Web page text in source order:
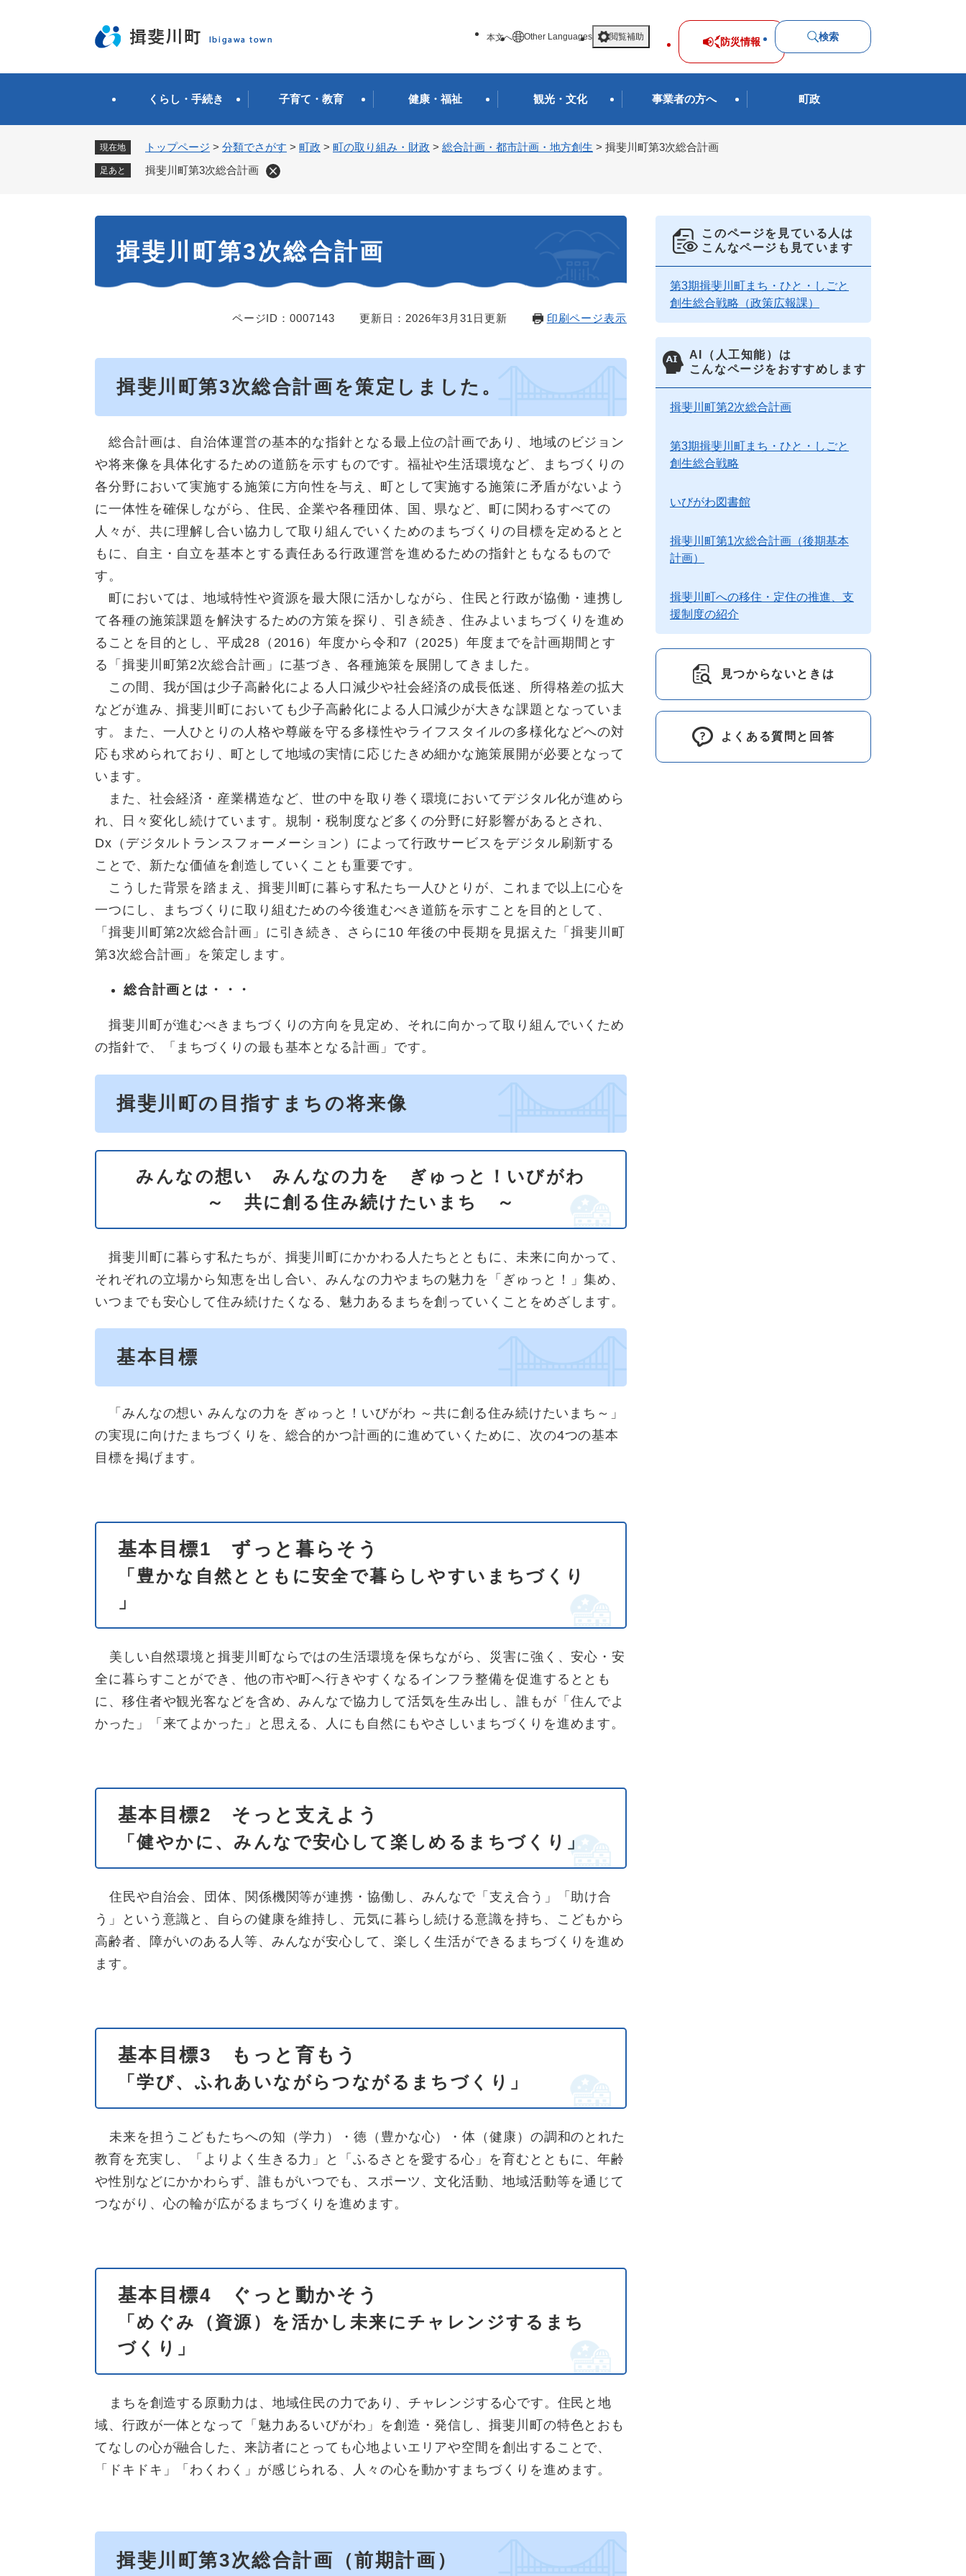
先
す
本文へ Other Languages 閲覧補助 防災情報 検索
くらし・手続き 子育て・教育 健康・福祉 観光・文化 事業者の方へ 町政
現在地 トップページ > 分類でさがす > 町政 > 町の取り組み・財政 > 総合計画・都市計画・地方創生 > 揖斐川町第3次総合計画
足あと 揖斐川町第3次総合計画
揖斐川町第3次総合計画
ページID：0007143 更新日：2026年3月31日更新 印刷ページ表示
揖斐川町第3次総合計画を策定しました。
総合計画は、自治体運営の基本的な指針となる最上位の計画であり、地域のビジョン
や将来像を具体化するための道筋を示すものです。福祉や生活環境など、まちづくりの
各分野において実施する施策に方向性を与え、町として実施する施策に矛盾がないよう
に一体性を確保しながら、住民、企業や各種団体、国、県など、町に関わるすべての
人々が、共に理解し合い協力して取り組んでいくためのまちづくりの目標を定めるとと
もに、自主・自立を基本とする責任ある行政運営を進めるための指針ともなるもので
す。
町においては、地域特性や資源を最大限に活かしながら、住民と行政が協働・連携し
て各種の施策課題を解決するための方策を探り、引き続き、住みよいまちづくりを進め
ることを目的とし、平成28（2016）年度から令和7（2025）年度までを計画期間とす
る「揖斐川町第2次総合計画」に基づき、各種施策を展開してきました。
この間、我が国は少子高齢化による人口減少や社会経済の成長低迷、所得格差の拡大
などが進み、揖斐川町においても少子高齢化による人口減少が大きな課題となっていま
す。また、一人ひとりの人格や尊厳を守る多様性やライフスタイルの多様化などへの対
応も求められており、町として地域の実情に応じたきめ細かな施策展開が必要となって
います。
また、社会経済・産業構造など、世の中を取り巻く環境においてデジタル化が進めら
れ、日々変化し続けています。規制・税制度など多くの分野に好影響があるとされ、
Dx（デジタルトランスフォーメーション）によって行政サービスをデジタル刷新する
ことで、新たな価値を創造していくことも重要です。
こうした背景を踏まえ、揖斐川町に暮らす私たち一人ひとりが、これまで以上に心を
一つにし、まちづくりに取り組むための今後進むべき道筋を示すことを目的として、
「揖斐川町第2次総合計画」に引き続き、さらに10 年後の中長期を見据えた「揖斐川町
第3次総合計画」を策定します。
総合計画とは・・・
揖斐川町が進むべきまちづくりの方向を見定め、それに向かって取り組んでいくため
の指針で、「まちづくりの最も基本となる計画」です。
揖斐川町の目指すまちの将来像
みんなの想い みんなの力を ぎゅっと！いびがわ
～ 共に​創る住み続けたいまち ～
揖斐川町に暮らす私たちが、揖斐川町にかかわる人たちとともに、未来に向かって、
それぞれの立場から知恵を出し合い、みんなの力やまちの魅力を「ぎゅっと！」集め、
いつまでも安心して住み続けたくなる、魅力あるまちを創っていくことをめざします。
基本目標
「みんなの想い みんなの力を ぎゅっと！いびがわ ～共に創る住み続けたいまち～」
の実現に向けたまちづくりを、総合的かつ計画的に進めていくために、次の4つの基本
目標を掲げます。
基本目標1 ずっと暮らそう
「豊かな自然とともに安全で暮らしやすいまちづくり
」
美しい自然環境と揖斐川町ならではの生活環境を保ちながら、災害に強く、安心・安
全に暮らすことができ、他の市や町へ行きやすくなるインフラ整備を促進するととも
に、移住者や観光客などを含め、みんなで協力して活気を生み出し、誰もが「住んでよ
かった」「来てよかった」と思える、人にも自然にもやさしいまちづくりを進めます。
基本目標2 そっと支えよう
「健やかに、みんなで安心して楽しめるまちづくり ​」
住民や自治会、団体、関係機関等が連携・協働し、みんなで「支え合う」「助け合
う」という意識と、自らの健康を維持し、元気に暮らし続ける意識を持ち、こどもから
高齢者、障がいのある人等、みんなが安心して、楽しく生活ができるまちづくりを進め
ます。
基本目標3 もっと育もう
「学び、ふれあいながらつながるまちづくり​ ​」
未来を担うこどもたちへの知（学力）・徳（豊かな心）・体（健康）の調和のとれた
教育を充実し、「よりよく生きる力」と「ふるさとを愛する心」を育むとともに、年齢
や性別などにかかわらず、誰もがいつでも、スポーツ、文化活動、地域活動等を通じて
つながり、心の輪が広がるまちづくりを進めます。
基本目標4 ぐっと動かそう
「めぐみ（資源）を活かし未来にチャレンジするまち
づくり​ ​」
まちを創造する原動力は、地域住民の力であり、チャレンジする心です。住民と地
域、行政が一体となって「魅力あるいびがわ」を創造・発信し、揖斐川町の特色とおも
てなしの心が融合した、来訪者にとっても心地よいエリアや空間を創出することで、
「ドキドキ」「わくわく」が感じられる、人々の心を動かすまちづくりを進めます。
揖斐川町第3次総合計画（前期計画）
このページを見ている人は
こんなページも見ています
第3期揖斐川町まち・ひと・しごと
創生総合戦略（政策広報課）
AI（人工知能）は
こんなページをおすすめします
揖斐川町第2次総合計画
第3期揖斐川町まち・ひと・しごと
創生総合戦略
いびがわ図書館
揖斐川町第1次総合計画（後期基本
計画）
揖斐川町への移住・定住の推進、支
援制度の紹介
見つからないときは
よくある質問と回答